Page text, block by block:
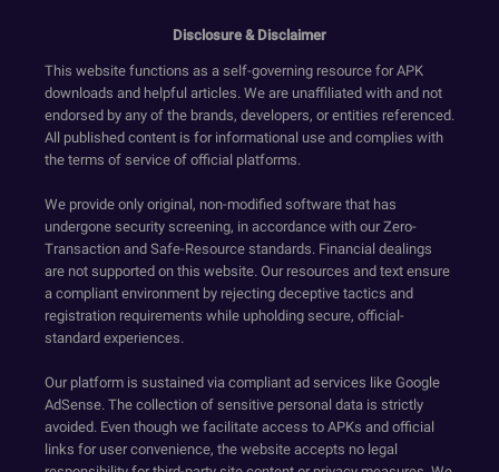
Disclosure & Disclaimer
This website functions as a self-governing resource for APK
downloads and helpful articles. We are unaffiliated with and not
endorsed by any of the brands, developers, or entities referenced.
All published content is for informational use and complies with
the terms of service of official platforms.
We provide only original, non-modified software that has
undergone security screening, in accordance with our Zero-
Transaction and Safe-Resource standards. Financial dealings
are not supported on this website. Our resources and text ensure
a compliant environment by rejecting deceptive tactics and
registration requirements while upholding secure, official-
standard experiences.
Our platform is sustained via compliant ad services like Google
AdSense. The collection of sensitive personal data is strictly
avoided. Even though we facilitate access to APKs and official
links for user convenience, the website accepts no legal